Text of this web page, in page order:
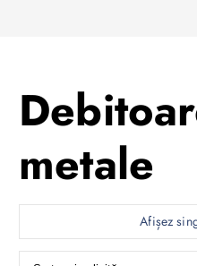
metale
Afișez